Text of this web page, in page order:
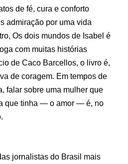
de fé, cura e conforto
admiração por uma vida
Os dois mundos de Isabel é
com muitas histórias
de Caco Barcellos, o livro é,
de coragem. Em tempos de
falar sobre uma mulher que
que tinha ― o amor ― é, no
jornalistas do Brasil mais